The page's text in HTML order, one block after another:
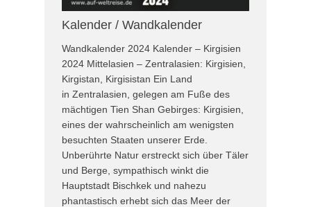
Kalender / Wandkalender
Wandkalender 2024 Kalender – Kirgisien
2024 Mittelasien – Zentralasien: Kirgisien,
Kirgistan, Kirgisistan Ein Land
in Zentralasien, gelegen am Fuße des
mächtigen Tien Shan Gebirges: Kirgisien,
eines der wahrscheinlich am wenigsten
besuchten Staaten unserer Erde.
Unberührte Natur erstreckt sich über Täler
und Berge, sympathisch winkt die
Hauptstadt Bischkek und nahezu
phantastisch erhebt sich das Meer der